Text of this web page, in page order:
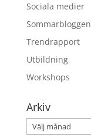
Sociala medier
Sommarbloggen
Trendrapport
Utbildning
Workshops
Arkiv
Arkiv